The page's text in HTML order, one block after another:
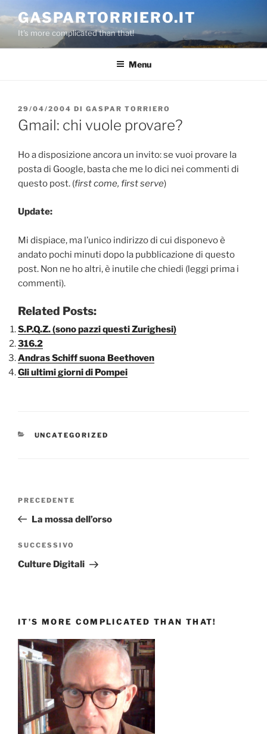
al
contenuto
GASPARTORRIERO.IT
It's more complicated than that!
Menu
PUBBLICATO
IL
29/04/2004 DI GASPAR TORRIERO
Gmail: chi vuole provare?
Ho a disposizione ancora un invito: se vuoi provare la
posta di Google, basta che me lo dici nei commenti di
questo post. (first come, first serve)
Update:
Mi dispiace, ma l’unico indirizzo di cui disponevo è
andato pochi minuti dopo la pubblicazione di questo
post. Non ne ho altri, è inutile che chiedi (leggi prima i
commenti).
Related Posts:
S.P.Q.Z. (sono pazzi questi Zurighesi)
316.2
Andras Schiff suona Beethoven
Gli ultimi giorni di Pompei
CATEGORIE
UNCATEGORIZED
Articolo
precedente:
PRECEDENTE
La mossa dell’orso
Articolo
successivo
SUCCESSIVO
Culture Digitali
IT’S MORE COMPLICATED THAN THAT!